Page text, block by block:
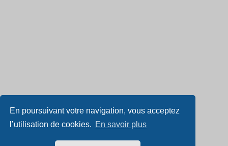
En poursuivant votre navigation, vous acceptez
l’utilisation de cookies. En savoir plus